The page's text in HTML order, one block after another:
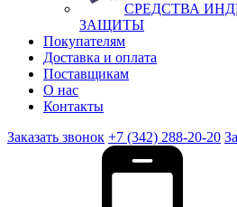
СРЕДСТВА
ЗАЩИТЫ
Покупателям
Доставка и оплата
Поставщикам
О нас
Контакты
Заказать звонок +7 (342) 288-20-20